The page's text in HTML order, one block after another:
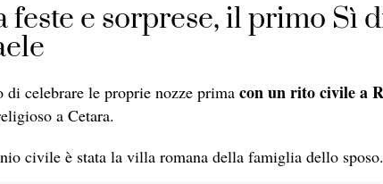
feste e sorprese, il primo Sì
di celebrare le proprie nozze prima con un rito civile a
a Cetara.
civile è stata la villa romana della famiglia dello sposo.